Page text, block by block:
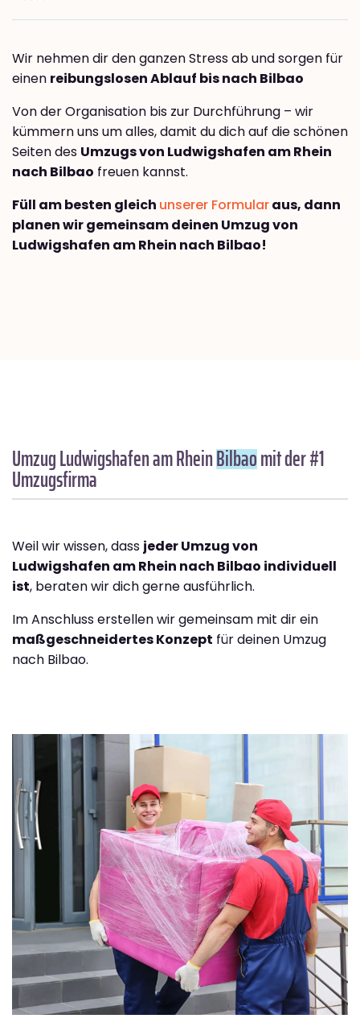
Wir nehmen dir den ganzen Stress ab und sorgen für
einen reibungslosen Ablauf bis nach Bilbao
Von der Organisation bis zur Durchführung – wir
kümmern uns um alles, damit du dich auf die schönen
Seiten des Umzugs von Ludwigshafen am Rhein
nach Bilbao freuen kannst.
Füll am besten gleich unserer Formularaus, dann
planen wir gemeinsam deinen Umzug von
Ludwigshafen am Rhein nach Bilbao!
Umzug Ludwigshafen am RheinBilbaomit der #1
Umzugsfirma
Weil wir wissen, dass jeder Umzug von
Ludwigshafen am Rhein nach Bilbao individuell
ist, beraten wir dich gerne ausführlich.
Im Anschluss erstellen wir gemeinsam mit dir ein
maßgeschneidertes Konzept für deinen Umzug
nach Bilbao.